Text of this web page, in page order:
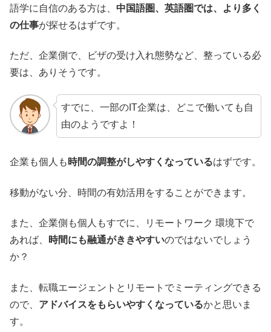
語学に自信のある方は、 中国語圏、英語圏では、より多く
の仕事が探せるはずです。
ただ、企業側で、ビザの受け入れ態勢など、整っている必
要は、ありそうです。
すでに、一部のIT企業は、どこで働いても自
由のようですよ！
企業も個人も 時間の調整がしやすくなっているはずです。
移動がない分、時間の有効活用をすることができます。
また、企業側も個人もすでに、リモートワーク 環境下で
あれば、
時間にも融通がききやすいのではないでしょう
か？
また、転職エージェントとリモートでミーティングできる
ので、 アドバイスをもらいやすくなっているかと思いま
す。